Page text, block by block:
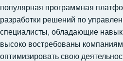
популярная программная
разработки решений по
специалисты, обладающие
высоко востребованы
оптимизировать свою